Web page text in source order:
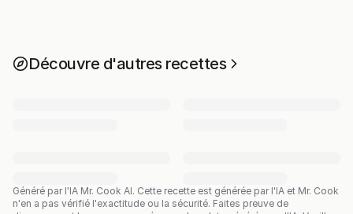
Découvre d'autres recettes
Généré par l'IA Mr. Cook AI. Cette recette est générée par l'IA et Mr. Cook
n'en a pas vérifié l'exactitude ou la sécurité. Faites preuve de